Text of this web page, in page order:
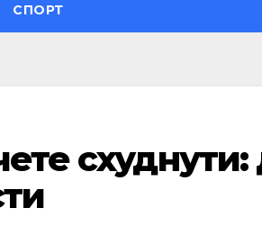
СПОРТ
схуднути: